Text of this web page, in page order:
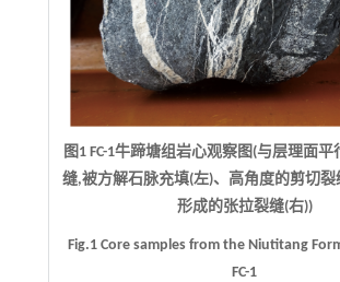
图1 FC-1牛蹄塘组岩心观察图(与层理面平
缝,被方解石脉充填(左)、高角度的剪切裂
形成的张拉裂缝(右))
Fig.1 Core samples from the Niutitang
FC-1